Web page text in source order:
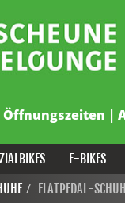
Öffnungszeiten |
E-BIKES
FLATPEDAL-